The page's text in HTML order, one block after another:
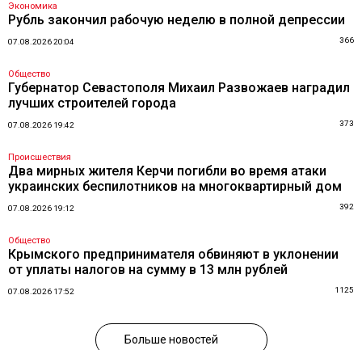
Экономика
Рубль закончил рабочую неделю в полной депрессии
07.08.2026 20:04 366
Общество
Губернатор Севастополя Михаил Развожаев наградил
лучших строителей города
07.08.2026 19:42 373
Происшествия
Два мирных жителя Керчи погибли во время атаки
украинских беспилотников на многоквартирный дом
07.08.2026 19:12 392
Общество
Крымского предпринимателя обвиняют в уклонении
от уплаты налогов на сумму в 13 млн рублей
07.08.2026 17:52 1125
Больше новостей